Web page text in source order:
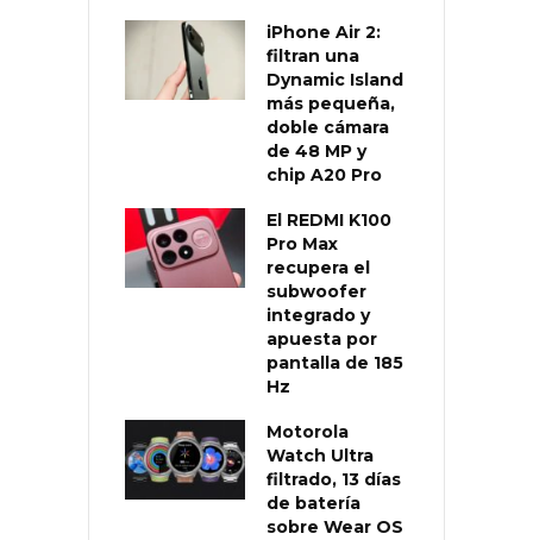
iPhone Air 2:
filtran una
Dynamic Island
más pequeña,
doble cámara
de 48 MP y
chip A20 Pro
El REDMI K100
Pro Max
recupera el
subwoofer
integrado y
apuesta por
pantalla de 185
Hz
Motorola
Watch Ultra
filtrado, 13 días
de batería
sobre Wear OS